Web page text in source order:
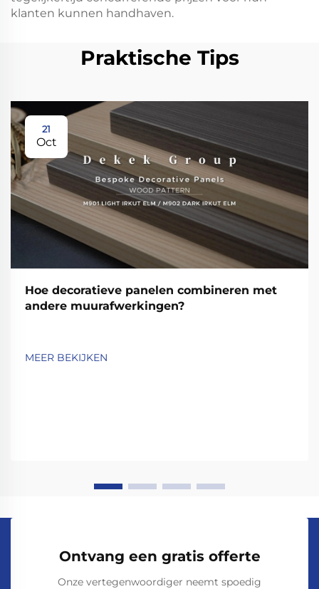
klanten kunnen handhaven.
Praktische Tips
21
Oct
Hoe decoratieve panelen combineren met
andere muurafwerkingen?
MEER BEKIJKEN
Ontvang een gratis offerte
Onze vertegenwoordiger neemt spoedig